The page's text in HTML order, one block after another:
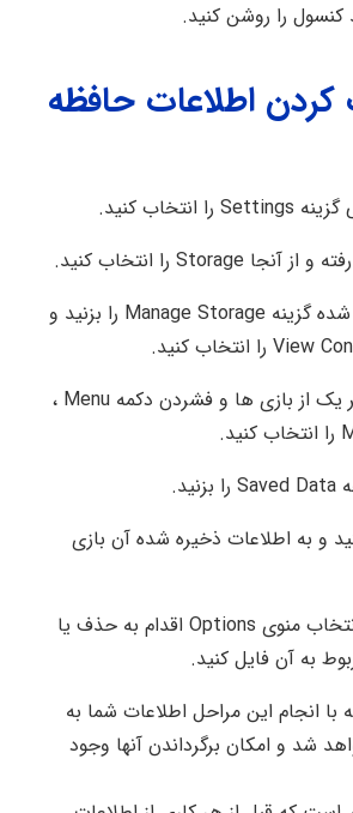
کنسول را روشن کنید.
اطلاعات حافظه
۳-حال در صفحه باز شده گزینه Manage Storage را بزنید و
۴- حال با انتخاب هر یک از بازی ها و فشردن دکمه Menu ،
و به اطلاعات ذخیره شده آن بازی
۷-در این بخش، با انتخاب منوی Options اقدام به حذف یا
به آن فایل کنید.
با انجام این مراحل اطلاعات شما به
شد و امکان برگرداندن آنها وجود